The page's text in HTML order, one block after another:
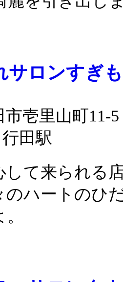
サロンすぎ
壱里山町11-5
田駅
して来られる
のハートのひ